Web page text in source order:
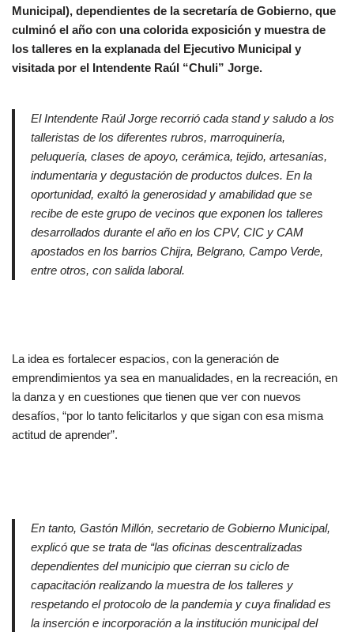
Municipal), dependientes de la secretaría de Gobierno, que
culminó el año con una colorida exposición y muestra de
los talleres en la explanada del Ejecutivo Municipal y
visitada por el Intendente Raúl “Chuli” Jorge.
El Intendente Raúl Jorge recorrió cada stand y saludo a los
talleristas de los diferentes rubros, marroquinería,
peluquería, clases de apoyo, cerámica, tejido, artesanías,
indumentaria y degustación de productos dulces. En la
oportunidad, exaltó la generosidad y amabilidad que se
recibe de este grupo de vecinos que exponen los talleres
desarrollados durante el año en los CPV, CIC y CAM
apostados en los barrios Chijra, Belgrano, Campo Verde,
entre otros, con salida laboral.
La idea es fortalecer espacios, con la generación de
emprendimientos ya sea en manualidades, en la recreación, en
la danza y en cuestiones que tienen que ver con nuevos
desafíos, “por lo tanto felicitarlos y que sigan con esa misma
actitud de aprender”.
En tanto, Gastón Millón, secretario de Gobierno Municipal,
explicó que se trata de “las oficinas descentralizadas
dependientes del municipio que cierran su ciclo de
capacitación realizando la muestra de los talleres y
respetando el protocolo de la pandemia y cuya finalidad es
la inserción e incorporación a la institución municipal del